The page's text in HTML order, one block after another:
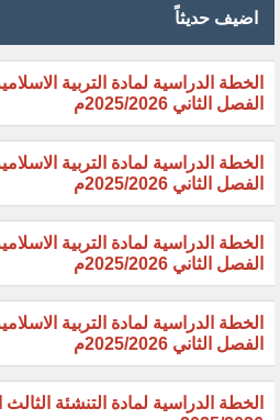
اضيف حديثاً
الخطة الدراسية لمادة التربية
الفصل الثاني 2025/2026م
الخطة الدراسية لمادة التربية
الفصل الثاني 2025/2026م
الخطة الدراسية لمادة التربية
الفصل الثاني 2025/2026م
الخطة الدراسية لمادة التربية
الفصل الثاني 2025/2026م
الخطة الدراسية لمادة التنشئة